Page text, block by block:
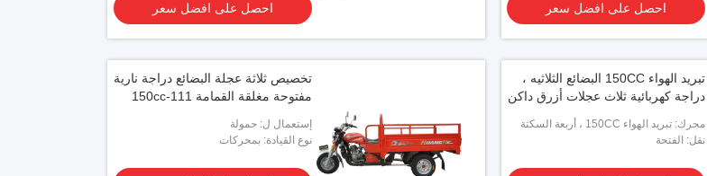
احصل على افضل سعر احصل على افضل سعر
تبريد الهواء 150CC البضائع الثلاثيه ،
دراجة كهربائية ثلاث عجلات أزرق داكن
محرك: تبريد الهواء 150CC ، أربعة السكتة
الدماغية ، اسطوانة واحدة
نقل: الفتحة
تخصيص ثلاثة عجلة البضائع دراجة نارية
مفتوحة مغلقة القمامة 111-150cc
إستعمال ل: حمولة
نوع القيادة: بمحركات